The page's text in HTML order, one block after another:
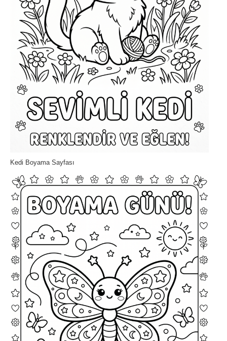
Kedi Boyama Sayfası